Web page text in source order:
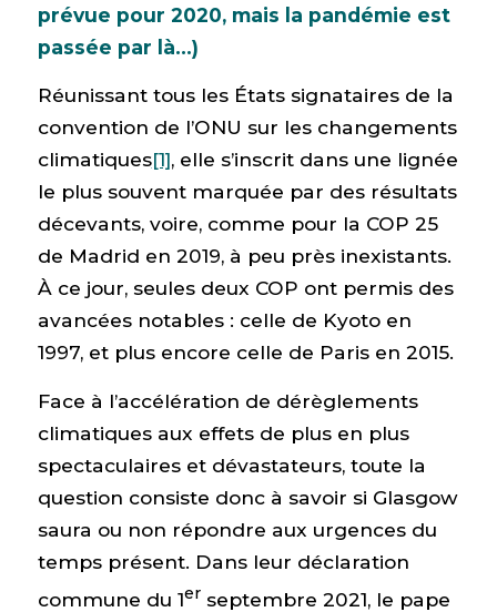
prévue pour 2020, mais la pandémie est
passée par là…)
Réunissant tous les États signataires de la
convention de l’ONU sur les changements
climatiques[1], elle s’inscrit dans une lignée
le plus souvent marquée par des résultats
décevants, voire, comme pour la COP 25
de Madrid en 2019, à peu près inexistants.
À ce jour, seules deux COP ont permis des
avancées notables : celle de Kyoto en
1997, et plus encore celle de Paris en 2015.
Face à l’accélération de dérèglements
climatiques aux effets de plus en plus
spectaculaires et dévastateurs, toute la
question consiste donc à savoir si Glasgow
saura ou non répondre aux urgences du
temps présent. Dans leur déclaration
commune du 1erseptembre 2021, le pape